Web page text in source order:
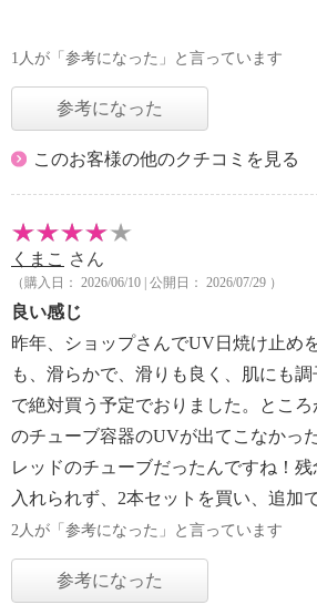
1人が「参考になった」と言っています
参考になった
このお客様の他のクチコミを見る
くまこ さん
（購入日： 2026/06/10 | 公開日： 2026/07/29 ）
良い感じ
昨年、ショップさんでUV日焼け止め
も、滑らかで、滑りも良く、肌にも
で絶対買う予定でおりました。とこ
のチューブ容器のUVが出てこなかっ
レッドのチューブだったんですね！
入れられず、2本セットを買い、追加
2人が「参考になった」と言っています
参考になった